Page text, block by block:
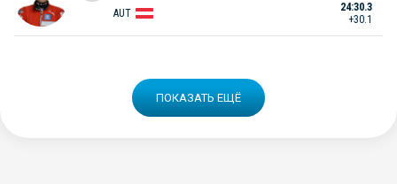
AUT
24:30.3
+30.1
ПОКАЗАТЬ ЕЩЁ